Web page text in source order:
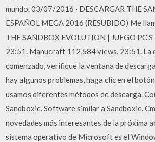
mundo. 03/07/2016 · DESCARGAR THE
ESPAÑOL MEGA 2016 (RESUBIDO) Me
THE SANDBOX EVOLUTION | JUEGO PC
23:51. Manucraft 112,584 views. 23:51. La
comenzado, verifique la ventana de
hay algunos problemas, haga clic en el
usamos diferentes métodos de descarga.
Sandboxie. Software similar a Sandboxie.
novedades más interesantes de la próxima
sistema operativo de Microsoft es el